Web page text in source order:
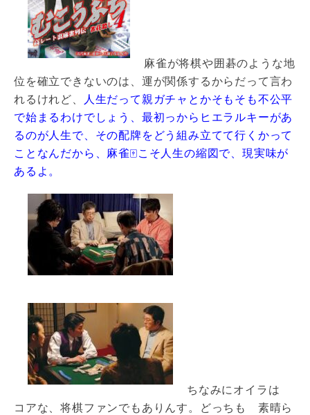
麻雀が将棋や囲碁のような地
位を確立できないのは、運が関係するからだって言わ
れるけれど、
人生だって親ガチャとかそもそも不公平
で始まるわけでしょう、最初っからヒエラルキーがあ
るのが人生で、その配牌をどう組み立てて行くかって
ことなんだから、麻雀🀄️こそ人生の縮図で、現実味が
あるよ。
ちなみにオイラは
コアな、将棋ファンでもありんす。どっちも 素晴ら